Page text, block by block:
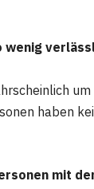
wenig
haben
mit